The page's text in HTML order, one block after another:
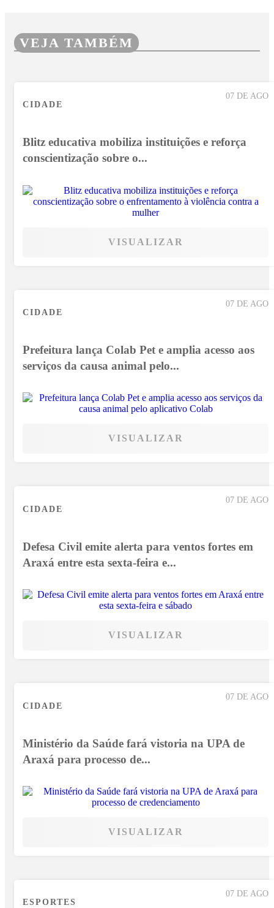
VEJA TAMBÉM
07 DE AGO
CIDADE
Blitz educativa mobiliza instituições e reforça
conscientização sobre o...
VISUALIZAR
07 DE AGO
CIDADE
Prefeitura lança Colab Pet e amplia acesso aos
serviços da causa animal pelo...
VISUALIZAR
07 DE AGO
CIDADE
Defesa Civil emite alerta para ventos fortes em
Araxá entre esta sexta-feira e...
VISUALIZAR
07 DE AGO
CIDADE
Ministério da Saúde fará vistoria na UPA de
Araxá para processo de...
VISUALIZAR
07 DE AGO
ESPORTES